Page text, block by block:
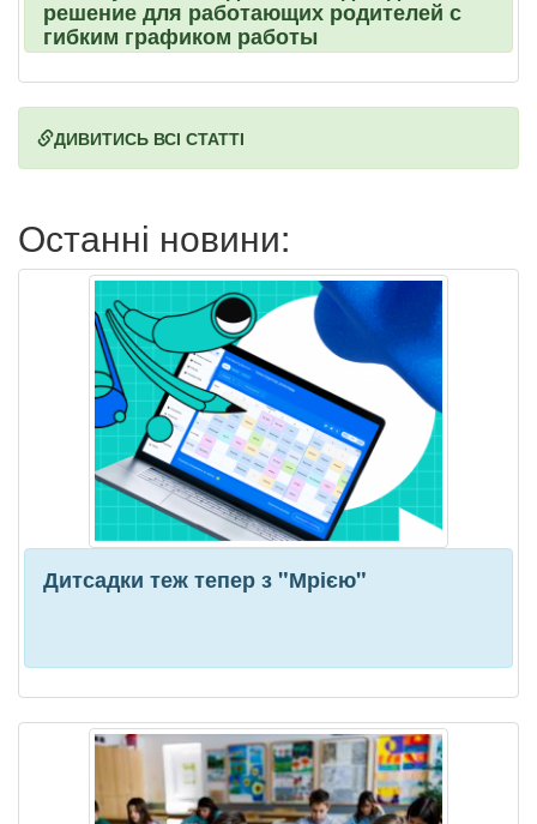
решение для работающих родителей с
гибким графиком работы
ДИВИТИСЬ ВСІ СТАТТІ
Останні новини:
Дитсадки теж тепер з "Мрією"